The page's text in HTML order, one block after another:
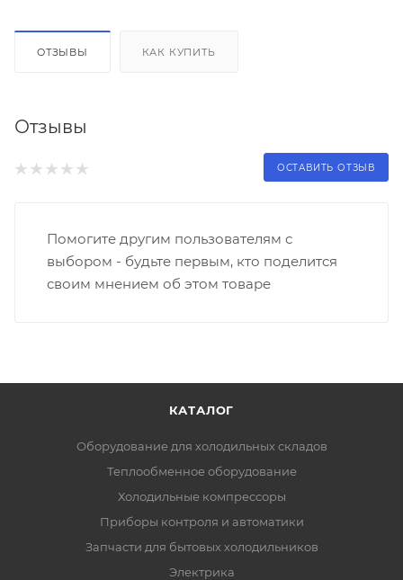
ОТЗЫВЫ КАК КУПИТЬ
Отзывы
ОСТАВИТЬ ОТЗЫВ
Помогите другим пользователям с
выбором - будьте первым, кто поделится
своим мнением об этом товаре
КАТАЛОГ
Оборудование для холодильных складов
Теплообменное оборудование
Холодильные компрессоры
Приборы контроля и автоматики
Запчасти для бытовых холодильников
Электрика